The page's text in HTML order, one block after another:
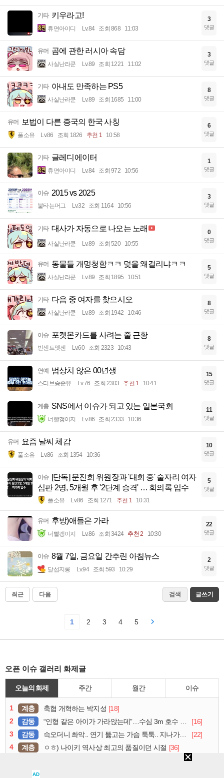
기타 키우라고!
휴면아이디 Lv.84 조회 868 11:03
3
댓글
유머 곰에 관한 러시아 속담
사실난라쿤 Lv.89 조회 1221 11:02
3
댓글
기타 아내도 만족하는 PS5
사실난라쿤 Lv.89 조회 1685 11:00
8
댓글
유머 보법이 다른 증국의 한국 사칭
풀소유 Lv.86 조회 1826 추천 1 10:58
6
댓글
기타 글레디에이터
휴면아이디 Lv.84 조회 972 10:56
1
댓글
이슈 2015 vs 2025
불타는머그 Lv.32 조회 1164 10:56
3
댓글
기타 대사가 자동으로 나오는 노래
사실난라쿤 Lv.89 조회 520 10:55
0
댓글
유머 동물들 개멍청함ㅋㅋ 덫을 왜걸리냐ㅋㅋ
사실난라쿤 Lv.89 조회 1895 10:51
5
댓글
기타 다음 중 여자를 찾으시오
사실난라쿤 Lv.89 조회 1942 10:46
8
댓글
이슈 포켓몬카드를 사려는 줄 근황
빈센트멧젠 Lv.60 조회 2323 10:43
8
댓글
연예 범상치 않은 00년생
스티브승준유 Lv.76 조회 2303 추천 1 10:41
15
댓글
계층 SNS에서 이슈가 되고 있는 일본국회
너빨갱이지 Lv.86 조회 2333 10:36
11
댓글
유머 요즘 날씨 체감
풀소유 Lv.86 조회 1354 10:36
10
댓글
이슈 [단독] 문진희 위원장과 '대회 중' 술자리 여자
심판 2명, 5개월 후 '2단계 승격' … 회의록 입수
풀소유 Lv.86 조회 1271 추천 1 10:31
5
댓글
유머 후방)애들은 가라
너빨갱이지 Lv.86 조회 3424 추천 2 10:30
22
댓글
이슈 8월 7일, 금요일 간추린 아침뉴스
달섭지롱 Lv.94 조회 593 10:29
2
댓글
최근 다음 검색 글쓰기
1 2 3 4 5
오픈 이슈 갤러리 화제글
오늘의 화제 주간 월간 이슈
1 계층 축협 개혁하는 박지성 [18]
2
감동 “인형 같은 아이가 가라앉는데”…수심 3m 호수 뛰어든 60대 의인
[16]
3
감동 슥오더니 촤악.. 연기 뚫고는 가슴 툭툭.. 지나가던 아재의 정체
[22]
4
계층 ㅇㅎ) 나이키 역사상 최고의 품질이던 시절 [36]
연예AD